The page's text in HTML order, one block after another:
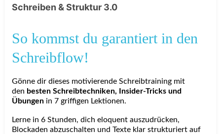
Schreiben & Struktur 3.0
So kommst du garantiert in den
Schreibflow!
Gönne dir dieses motivierende Schreibtraining mit
den besten Schreibtechniken, Insider-Tricks und
Übungen in 7 griffigen Lektionen.
Lerne in 6 Stunden, dich eloquent auszudrücken,
Blockaden abzuschalten und Texte klar strukturiert auf